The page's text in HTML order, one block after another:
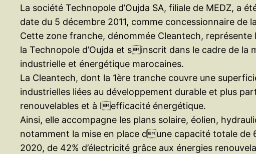
La société Technopole d’Oujda SA, filiale de MEDZ, a
date du 5 décembre 2011, comme concessionnaire de
Cette zone franche, dénommée Cleantech,
la Technopole d’Oujda et sinscrit dans le cadre de la
industrielle et énergétique marocaines.
La Cleantech, dont la 1ère tranche couvre une
industrielles liées au développement durable et plus
renouvelables et à lefficacité énergétique.
Ainsi, elle accompagne les plans solaire, éolien,
notamment la mise en place dune capacité totale de
2020, de 42% d’électricité grâce aux énergies